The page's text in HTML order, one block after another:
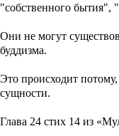
"собственного бытия",
Они не могут
буддизма.
Это происходит
сущности.
Глава 24 стих 14 из